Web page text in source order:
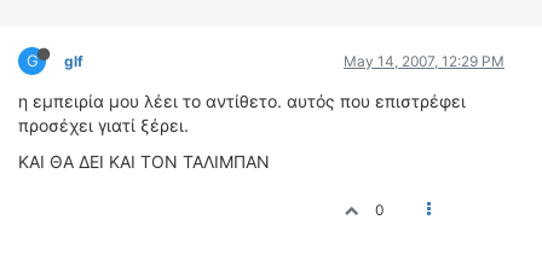
G glf May 14, 2007, 12:29 PM
η εμπειρία μου λέει το αντίθετο. αυτός που επιστρέφει
προσέχει γιατί ξέρει.
ΚΑΙ ΘΑ ΔΕΙ ΚΑΙ ΤΟΝ ΤΑΛΙΜΠΑΝ
0